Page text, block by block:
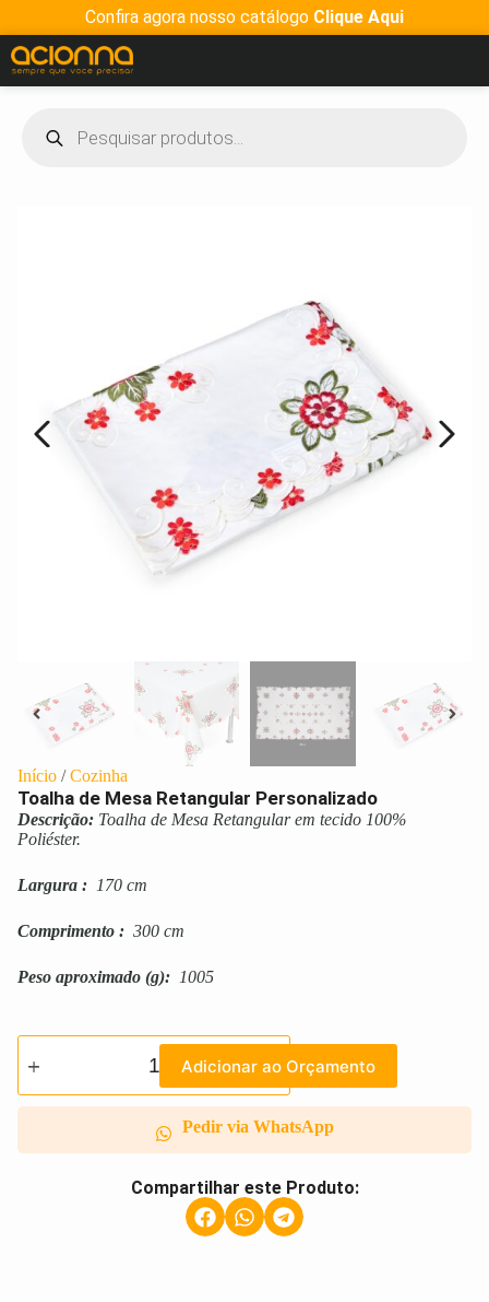
Confira agora nosso catálogo Clique Aqui
Início /Cozinha
Toalha de Mesa Retangular Personalizado
Descrição: Toalha de Mesa Retangular em tecido 100%
Poliéster.
Largura : 170 cm
Comprimento : 300 cm
Peso aproximado (g): 1005
Adicionar ao Orçamento
Pedir via WhatsApp
Compartilhar este Produto: